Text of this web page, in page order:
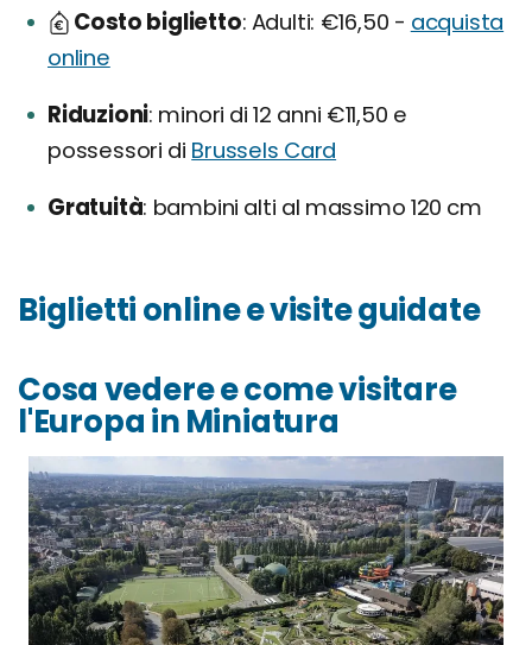
Costo biglietto Adulti: €16,50 - acquista
online
Riduzioni minori di 12 anni €11,50 e
possessori di Brussels Card
Gratuità bambini alti al massimo 120 cm
Biglietti online e visite guidate
Cosa vedere e come visitare
l'Europa in Miniatura